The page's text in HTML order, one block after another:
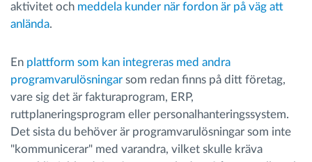
aktivitet och meddela kunder när fordon är på väg att
anlända.
En plattform som kan integreras med andra
programvarulösningar som redan finns på ditt företag,
vare sig det är fakturaprogram, ERP,
ruttplaneringsprogram eller personalhanteringssystem.
Det sista du behöver är programvarulösningar som inte
"kommunicerar" med varandra, vilket skulle kräva